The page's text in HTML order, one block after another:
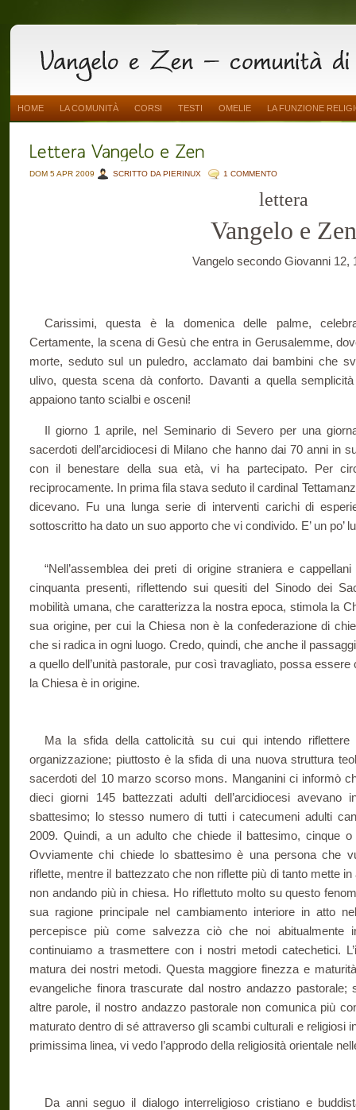
HOME LA COMUNITÀ CORSI TESTI OMELIE LA FUNZIONE
DOM 5 APR 2009 SCRITTO DA PIERINUX 1 COMMENTO
lettera
Vangelo e Zen
Vangelo secondo Giovanni 12,
Carissimi, questa è la domenica delle palme,
Certamente, la scena di Gesù che entra in Gerusalemme,
morte, seduto sul un puledro, acclamato dai bambini che
ulivo, questa scena dà conforto. Davanti a quella
appaiono tanto scialbi e osceni!
Il giorno 1 aprile, nel Seminario di Severo per una
sacerdoti dell’arcidiocesi di Milano che hanno dai 70 anni in
con il benestare della sua età, vi ha partecipato. Per
reciprocamente. In prima fila stava seduto il cardinal
dicevano. Fu una lunga serie di interventi carichi di
sottoscritto ha dato un suo apporto che vi condivido. E’ un po’
“Nell’assemblea dei preti di origine straniera e
cinquanta presenti, riflettendo sui quesiti del Sinodo dei
mobilità umana, che caratterizza la nostra epoca, stimola la
sua origine, per cui la Chiesa non è la confederazione di
che si radica in ogni luogo. Credo, quindi, che anche il
a quello dell’unità pastorale, pur così travagliato, possa
la Chiesa è in origine.
Ma la sfida della cattolicità su cui qui intendo
organizzazione; piuttosto è la sfida di una nuova struttura
sacerdoti del 10 marzo scorso mons. Manganini ci informò
dieci giorni 145 battezzati adulti dell’arcidiocesi avevano
sbattesimo; lo stesso numero di tutti i catecumeni adulti
2009. Quindi, a un adulto che chiede il battesimo, cinque
Ovviamente chi chiede lo sbattesimo è una persona che
riflette, mentre il battezzato che non riflette più di tanto mette
non andando più in chiesa. Ho riflettuto molto su questo
sua ragione principale nel cambiamento interiore in atto
percepisce più come salvezza ciò che noi abitualmente
continuiamo a trasmettere con i nostri metodi catechetici.
matura dei nostri metodi. Questa maggiore finezza e
evangeliche finora trascurate dal nostro andazzo
altre parole, il nostro andazzo pastorale non comunica più
maturato dentro di sé attraverso gli scambi culturali e religiosi
primissima linea, vi vedo l’approdo della religiosità orientale
Da anni seguo il dialogo interreligioso cristiano e